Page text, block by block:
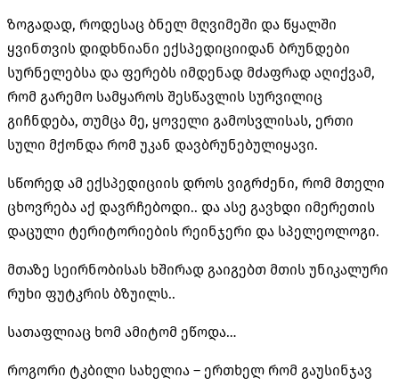
ზოგადად, როდესაც ბნელ მღვიმეში და წყალში
ყვინთვის დიდხნიანი ექსპედიციიდან ბრუნდები
სურნელებსა და ფერებს იმდენად მძაფრად აღიქვამ,
რომ გარემო სამყაროს შესწავლის სურვილიც
გიჩნდება, თუმცა მე, ყოველი გამოსვლისას, ერთი
სული მქონდა რომ უკან დავბრუნებულიყავი.
სწორედ ამ ექსპედიციის დროს ვიგრძენი, რომ მთელი
ცხოვრება აქ დავრჩებოდი.. და ასე გავხდი იმერეთის
დაცული ტერიტორიების რეინჯერი და სპელეოლოგი.
მთაზე სეირნობისას ხშირად გაიგებთ მთის უნიკალური
რუხი ფუტკრის ბზუილს..
სათაფლიაც ხომ ამიტომ ეწოდა…
როგორი ტკბილი სახელია – ერთხელ რომ გაუსინჯავ